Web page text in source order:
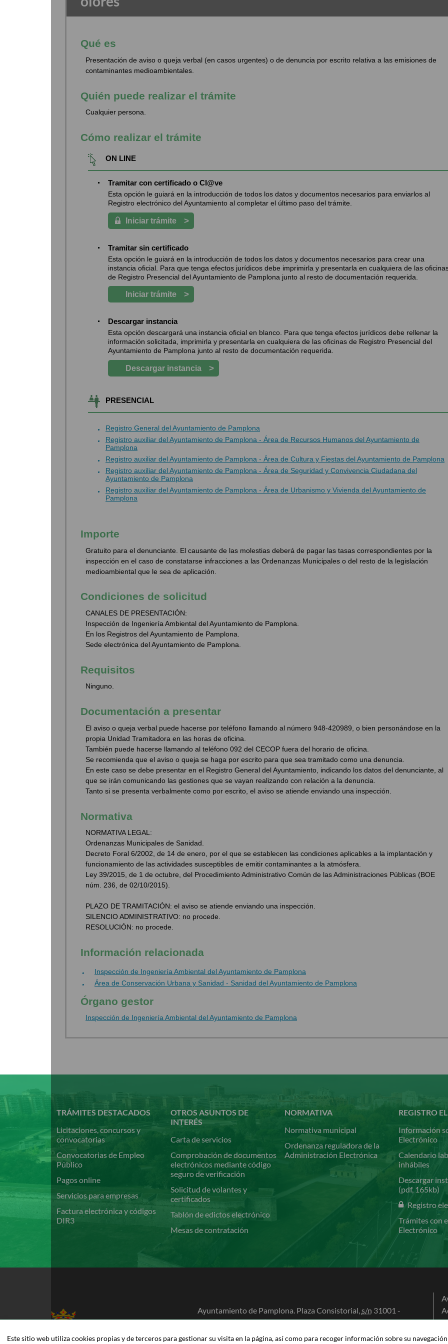
Este sitio web utiliza cookies propias y de terceros para gestionar su visita en la página, así como para recoger información sobre su
Qué es
Presentación de aviso o queja verbal (en casos urgentes) o de denuncia por escrito relativa a las emisiones de
contaminantes medioambientales.
Quién puede realizar el trámite
Cualquier persona.
Cómo realizar el trámite
ON LINE
Tramitar con certificado o Cl@ve
Esta opción le guiará en la introducción de todos los datos y documentos necesarios para enviarlos al
Registro electrónico del Ayuntamiento al completar el último paso del trámite.
Iniciar trámite >
Tramitar sin certificado
Esta opción le guiará en la introducción de todos los datos y documentos necesarios para crear una
instancia oficial. Para que tenga efectos jurídicos debe imprimirla y presentarla en cualquiera de las
de Registro Presencial del Ayuntamiento de Pamplona junto al resto de documentación requerida.
Iniciar trámite >
Descargar instancia
Esta opción descargará una instancia oficial en blanco. Para que tenga efectos jurídicos debe rellenar la
información solicitada, imprimirla y presentarla en cualquiera de las oficinas de Registro Presencial del
Ayuntamiento de Pamplona junto al resto de documentación requerida.
Descargar instancia >
PRESENCIAL
Registro General del Ayuntamiento de Pamplona
Registro auxiliar del Ayuntamiento de Pamplona - Área de Recursos Humanos del Ayuntamiento de
Pamplona
Registro auxiliar del Ayuntamiento de Pamplona - Área de Cultura y Fiestas del Ayuntamiento de Pamplona
Registro auxiliar del Ayuntamiento de Pamplona - Área de Seguridad y Convivencia Ciudadana del
Ayuntamiento de Pamplona
Registro auxiliar del Ayuntamiento de Pamplona - Área de Urbanismo y Vivienda del Ayuntamiento de
Pamplona
Importe
Gratuito para el denunciante. El causante de las molestias deberá de pagar las tasas correspondientes por la
inspección en el caso de constatarse infracciones a las Ordenanzas Municipales o del resto de la legislación
medioambiental que le sea de aplicación.
Condiciones de solicitud
CANALES DE PRESENTACIÓN:
Inspección de Ingeniería Ambiental del Ayuntamiento de Pamplona.
En los Registros del Ayuntamiento de Pamplona.
Sede electrónica del Ayuntamiento de Pamplona.
Requisitos
Ninguno.
Documentación a presentar
El aviso o queja verbal puede hacerse por teléfono llamando al número 948-420989, o bien personándose en la
propia Unidad Tramitadora en las horas de oficina.
También puede hacerse llamando al teléfono 092 del CECOP fuera del horario de oficina.
Se recomienda que el aviso o queja se haga por escrito para que sea tramitado como una denuncia.
En este caso se debe presentar en el Registro General del Ayuntamiento, indicando los datos del denunciante, al
que se irán comunicando las gestiones que se vayan realizando con relación a la denuncia.
Tanto si se presenta verbalmente como por escrito, el aviso se atiende enviando una inspección.
Normativa
NORMATIVA LEGAL:
Ordenanzas Municipales de Sanidad.
Decreto Foral 6/2002, de 14 de enero, por el que se establecen las condiciones aplicables a la implantación y
funcionamiento de las actividades susceptibles de emitir contaminantes a la atmósfera.
Ley 39/2015, de 1 de octubre, del Procedimiento Administrativo Común de las Administraciones Públicas (BOE
núm. 236, de 02/10/2015).
PLAZO DE TRAMITACIÓN: el aviso se atiende enviando una inspección.
SILENCIO ADMINISTRATIVO: no procede.
RESOLUCIÓN: no procede.
Información relacionada
Inspección de Ingeniería Ambiental del Ayuntamiento de Pamplona
Área de Conservación Urbana y Sanidad - Sanidad del Ayuntamiento de Pamplona
Órgano gestor
Inspección de Ingeniería Ambiental del Ayuntamiento de Pamplona
contenido
principal
TRÁMITES DESTACADOS
Licitaciones, concursos y
convocatorias
Convocatorias de Empleo
Público
Pagos online
Servicios para empresas
Factura electrónica y códigos
DIR3
OTROS ASUNTOS DE
INTERÉS
Carta de servicios
Comprobación de documentos
electrónicos mediante código
seguro de verificación
Solicitud de volantes y
certificados
Tablón de edictos electrónico
Mesas de contratación
NORMATIVA
Normativa municipal
Ordenanza reguladora de la
Administración Electrónica
REGISTRO
Información
Electrónico
Calendario
inhábiles
Descargar
(pdf, 165kb)
Registro
Trámites con
Electrónico
Ayuntamiento de Pamplona. Plaza Consistorial,s/n 31001 -
Pamplona (Navarra)
948 420 100